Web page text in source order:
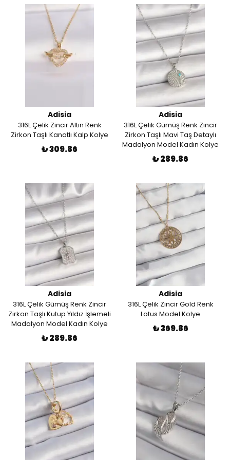
Adisia
316L Çelik Zincir Altın Renk
Zirkon Taşlı Kanatlı Kalp Kolye
₺ 309.86
Adisia
316L Çelik Gümüş Renk Zincir
Zirkon Taşlı Mavi Taş Detaylı
Madalyon Model Kadın Kolye
₺ 289.86
Adisia
316L Çelik Gümüş Renk Zincir
Zirkon Taşlı Kutup Yıldız İşlemeli
Madalyon Model Kadın Kolye
₺ 289.86
Adisia
316L Çelik Zincir Gold Renk
Lotus Model Kolye
₺ 369.86